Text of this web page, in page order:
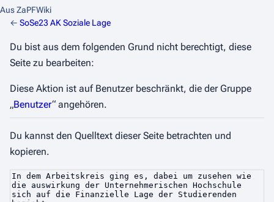
Aus ZaPFWiki
← SoSe23 AK Soziale Lage
Du bist aus dem folgenden Grund nicht berechtigt, diese
Seite zu bearbeiten:
Diese Aktion ist auf Benutzer beschränkt, die der Gruppe
„Benutzer“ angehören.
Du kannst den Quelltext dieser Seite betrachten und
kopieren.